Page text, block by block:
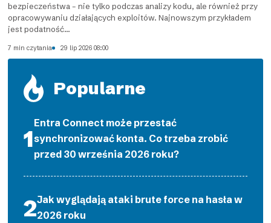
bezpieczeństwa – nie tylko podczas analizy kodu, ale również przy
opracowywaniu działających exploitów. Najnowszym przykładem
jest podatność...
7 min czytania 29 lip 2026 08:00
Popularne
Entra Connect może przestać
synchronizować konta. Co trzeba zrobić
przed 30 września 2026 roku?
Jak wyglądają ataki brute force na hasła w
2026 roku